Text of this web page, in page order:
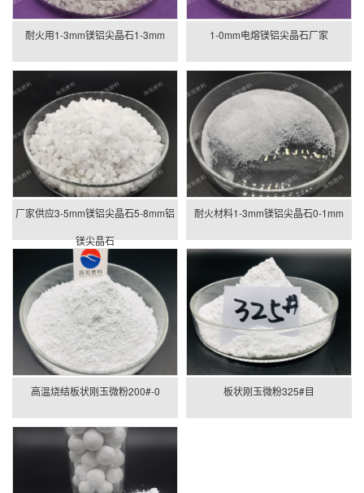
耐火用1-3mm镁铝尖晶石1-3mm 1-0mm电熔镁铝尖晶石厂家
厂家供应3-5mm镁铝尖晶石5-8mm铝
镁尖晶石
耐火材料1-3mm镁铝尖晶石0-1mm
高温烧结板状刚玉微粉200#-0 板状刚玉微粉325#目